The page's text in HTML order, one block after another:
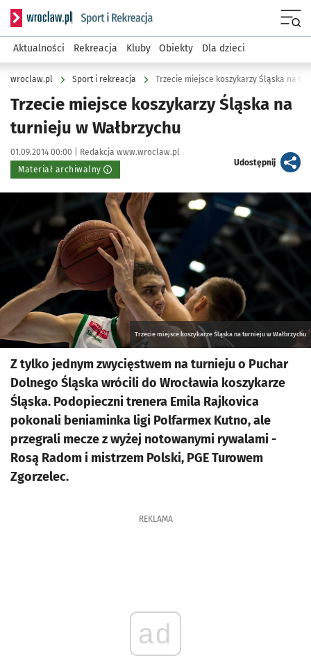
Serwis informacyjny wroclaw.pl podserwis: Sport i rekreacja
Aktualności Rekreacja Kluby Obiekty Dla dzieci
wroclaw.pl Sport i rekreacja Trzecie miejsce koszykarzy Śląska na
Trzecie miejsce koszykarzy Śląska na
turnieju w Wałbrzychu
Data publikacji:
01.09.2014 00:00 | Autor:
Redakcja www.wroclaw.pl
Materiał archiwalny
Udostępnijartykuł
Kliknij, aby powiększyć
Trzecie miejsce koszykarze Śląska na turnieju w Wałbrzychu
Z tylko jednym zwycięstwem na turnieju o Puchar
Dolnego Śląska wrócili do Wrocławia koszykarze
Śląska. Podopieczni trenera Emila Rajkovica
pokonali beniaminka ligi Polfarmex Kutno, ale
przegrali mecze z wyżej notowanymi rywalami -
Rosą Radom i mistrzem Polski, PGE Turowem
Zgorzelec.
REKLAMA
ad